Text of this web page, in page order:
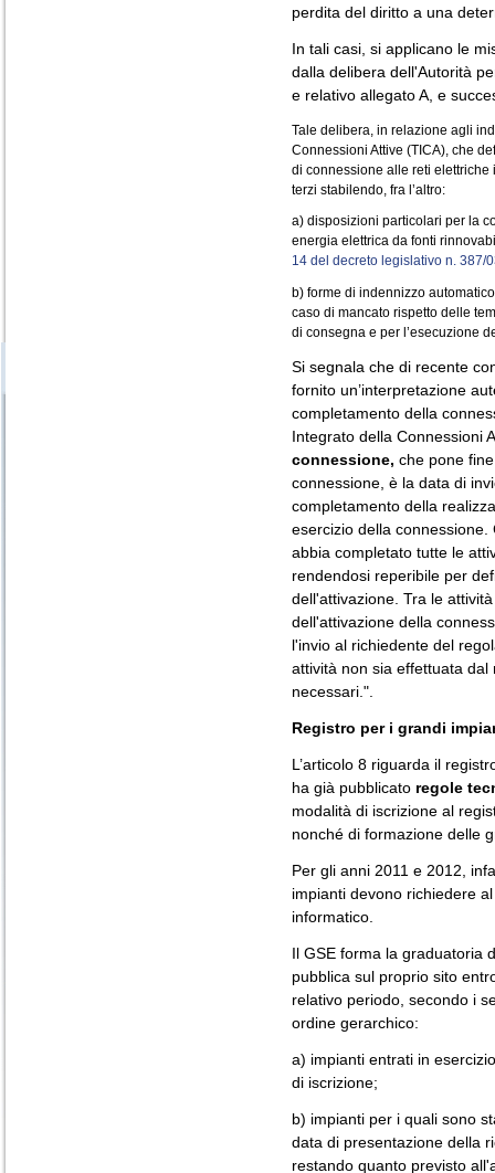
perdita del diritto a una
In tali casi, si applicano le
dalla delibera dell'Autorità
e relativo allegato A, e
Tale delibera, in relazione agli
Connessioni Attive (TICA), che
di connessione alle reti
terzi stabilendo, fra l’altro:
a) disposizioni particolari per la
energia elettrica da fonti
14 del decreto legislativo n. 387/
b) forme di indennizzo
caso di mancato rispetto delle
di consegna e per l’esecuzione
Si segnala che di recente
fornito un’interpretazione
completamento della
Integrato della Connessioni
connessione, che pone
connessione, è la data di
completamento della
esercizio della
abbia completato tutte le
rendendosi reperibile per
dell'attivazione. Tra le
dell'attivazione della
l'invio al richiedente del
attività non sia effettuata
necessari.".
Registro per i grandi
L’articolo 8 riguarda il
ha già pubblicato regole
modalità di iscrizione al
nonché di formazione delle
Per gli anni 2011 e 2012,
impianti devono richiedere
informatico.
Il GSE forma la graduatoria
pubblica sul proprio sito
relativo periodo, secondo i
ordine gerarchico:
a) impianti entrati in
di iscrizione;
b) impianti per i quali sono
data di presentazione della
restando quanto previsto